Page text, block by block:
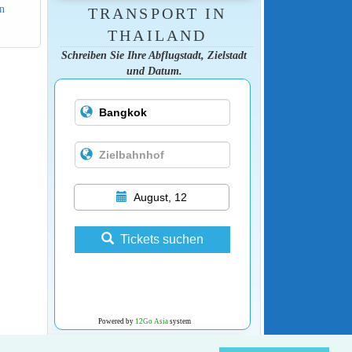
TRANSPORT IN
THAILAND
Schreiben Sie Ihre Abflugstadt, Zielstadt
und Datum.
August, 12
Tickets suchen
Powered by 12Go Asiasystem